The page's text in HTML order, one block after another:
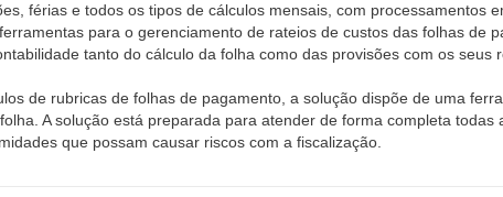
férias e todos os tipos de cálculos mensais, com processamentos
para o gerenciamento de rateios de custos das folhas de
tanto do cálculo da folha como das provisões com os seus
de rubricas de folhas de pagamento, a solução dispõe de uma
A solução está preparada para atender de forma completa todas
que possam causar riscos com a fiscalização.